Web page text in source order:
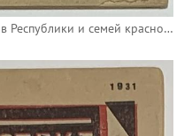
Судьба пострадавших защитников Республики и семей красноармейцев - важнейшее дело Советской власти.